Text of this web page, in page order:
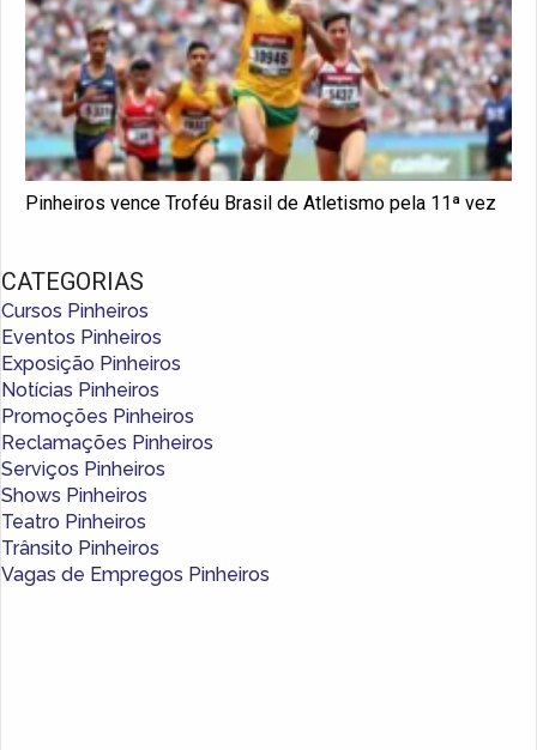
Pinheiros vence Troféu Brasil de Atletismo pela 11ª vez
CATEGORIAS
Cursos Pinheiros
Eventos Pinheiros
Exposição Pinheiros
Notícias Pinheiros
Promoções Pinheiros
Reclamações Pinheiros
Serviços Pinheiros
Shows Pinheiros
Teatro Pinheiros
Trânsito Pinheiros
Vagas de Empregos Pinheiros